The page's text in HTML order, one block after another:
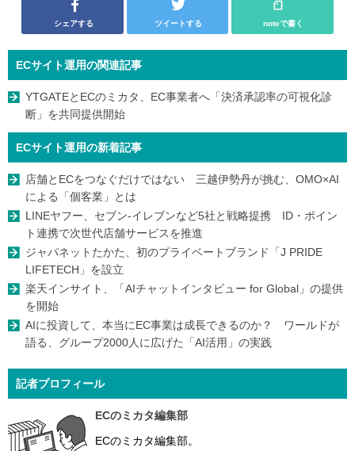
シェアする ツイートする noteで書く
ECサイト運用の関連記事
YTGATEとECのミカタ、EC事業者へ「決済承認率の可視化診
断」を共同提供開始
ECサイト運用の新着記事
店舗とECをつなぐだけではない 三越伊勢丹が挑む、OMO×AI
による「個客業」とは
LINEヤフー、セブン-イレブンなど5社と戦略提携 ID・ポイン
ト連携で次世代店舗サービスを推進
ジャパネットたかた、初のプライベートブランド「J PRIDE
LIFETECH」を設立
楽天インサイト、「AIチャットインタビュー for Global」の提供
を開始
AIに投資して、本当にEC事業は成長できるのか？ ワールドが
語る、グループ2000人に広げた「AI活用」の実践
記者プロフィール
ECのミカタ編集部
ECのミカタ編集部。